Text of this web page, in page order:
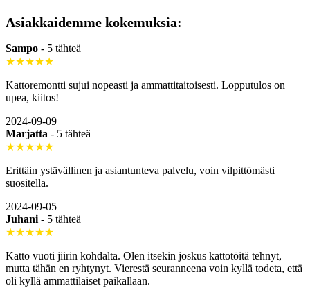
Asiakkaidemme kokemuksia:
Sampo - 5 tähteä
★★★★★
Kattoremontti sujui nopeasti ja ammattitaitoisesti. Lopputulos on
upea, kiitos!
2024-09-09
Marjatta - 5 tähteä
★★★★★
Erittäin ystävällinen ja asiantunteva palvelu, voin vilpittömästi
suositella.
2024-09-05
Juhani - 5 tähteä
★★★★★
Katto vuoti jiirin kohdalta. Olen itsekin joskus kattotöitä tehnyt,
mutta tähän en ryhtynyt. Vierestä seuranneena voin kyllä todeta, että
oli kyllä ammattilaiset paikallaan.